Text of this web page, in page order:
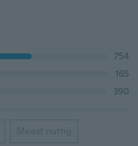
754
165
390
Meest nuttig